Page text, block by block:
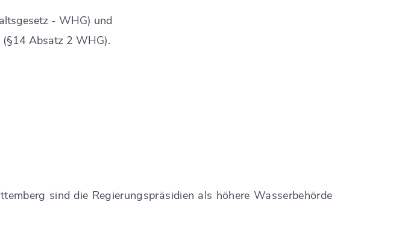
- WHG) und
(§14 Absatz 2 WHG).
sind die Regierungspräsidien als höhere Wasserbehörde